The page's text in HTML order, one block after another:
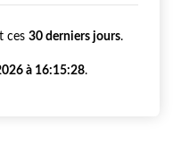
ces 30 derniers jours.
à 16:15:28.